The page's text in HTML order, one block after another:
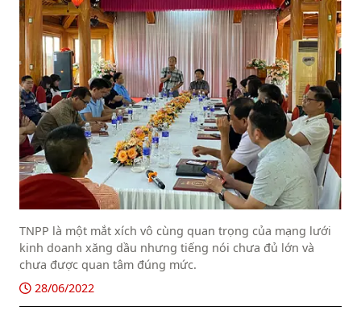
TNPP là một mắt xích vô cùng quan trọng của mạng lưới
kinh doanh xăng dầu nhưng tiếng nói chưa đủ lớn và
chưa được quan tâm đúng mức.
28/06/2022